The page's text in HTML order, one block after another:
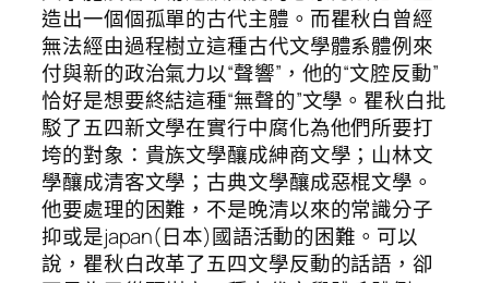
造出一個個孤單的古代主體。而瞿秋白曾經
無法經由過程樹立這種古代文學體系體例來
付與新的政治氣力以“聲響”，他的“文腔反動”
恰好是想要終結這種“無聲的”文學。瞿秋白批
駁了五四新文學在實行中腐化為他們所要打
垮的對象：貴族文學釀成紳商文學；山林文
學釀成清客文學；古典文學釀成惡棍文學。
他要處理的困難，不是晚清以來的常識分子
抑或是japan(日本)國語活動的困難。可以
說，瞿秋白改革了五四文學反動的話語，卻